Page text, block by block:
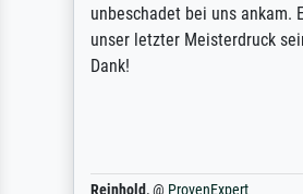
unbeschadet bei uns ankam.
unser letzter Meisterdruck
Dank!